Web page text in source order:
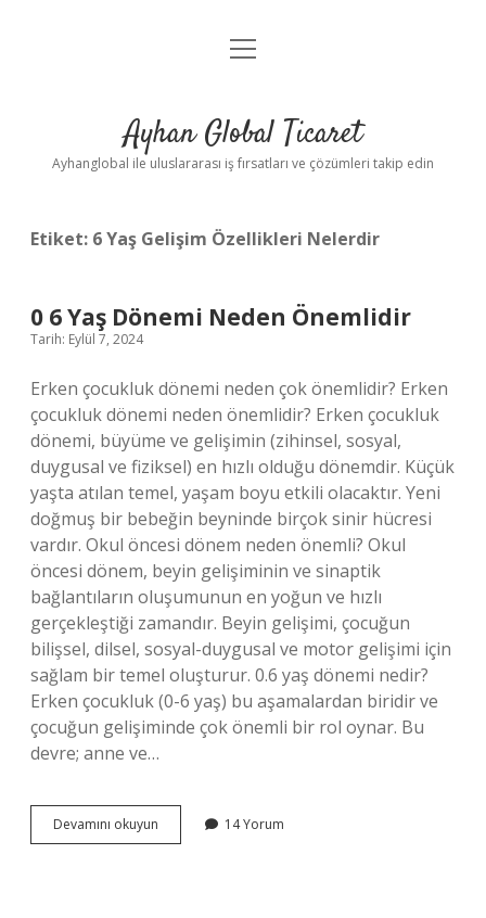
Anasayfa
Yasal Uyarı
menüyü
Ayhan Global Ticaret
Ayhanglobal ile uluslararası iş fırsatları ve çözümleri takip edin
Etiket: 6 Yaş Gelişim Özellikleri Nelerdir
0 6 Yaş Dönemi Neden Önemlidir
Tarih: Eylül 7, 2024
Erken çocukluk dönemi neden çok önemlidir? Erken
çocukluk dönemi neden önemlidir? Erken çocukluk
dönemi, büyüme ve gelişimin (zihinsel, sosyal,
duygusal ve fiziksel) en hızlı olduğu dönemdir. Küçük
yaşta atılan temel, yaşam boyu etkili olacaktır. Yeni
doğmuş bir bebeğin beyninde birçok sinir hücresi
vardır. Okul öncesi dönem neden önemli? Okul
öncesi dönem, beyin gelişiminin ve sinaptik
bağlantıların oluşumunun en yoğun ve hızlı
gerçekleştiği zamandır. Beyin gelişimi, çocuğun
bilişsel, dilsel, sosyal-duygusal ve motor gelişimi için
sağlam bir temel oluşturur. 0.6 yaş dönemi nedir?
Erken çocukluk (0-6 yaş) bu aşamalardan biridir ve
çocuğun gelişiminde çok önemli bir rol oynar. Bu
devre; anne ve…
Devamını okuyun
6
14 Yorum